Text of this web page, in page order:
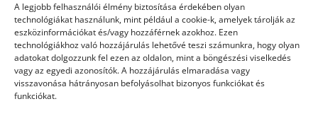
A legjobb felhasználói élmény biztosítása érdekében olyan
technológiákat használunk, mint például a cookie-k, amelyek tárolják az
eszközinformációkat és/vagy hozzáférnek azokhoz. Ezen
technológiákhoz való hozzájárulás lehetővé teszi számunkra, hogy olyan
adatokat dolgozzunk fel ezen az oldalon, mint a böngészési viselkedés
vagy az egyedi azonosítók. A hozzájárulás elmaradása vagy
visszavonása hátrányosan befolyásolhat bizonyos funkciókat és
funkciókat.
Egyéb
Irodalom
Szolgáltatás